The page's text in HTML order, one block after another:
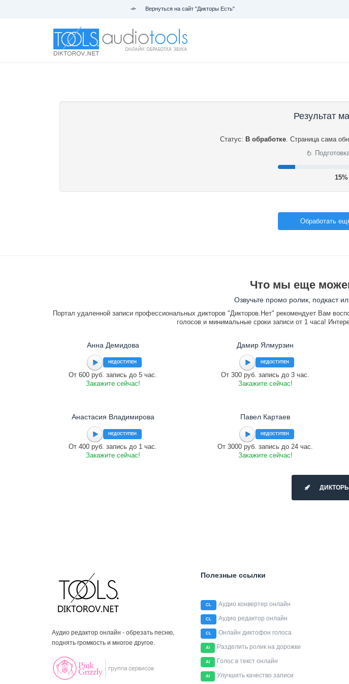
Вернуться на сайт "Дикторы Есть"
Результат
Статус: В обработке. Страница сама
⟳
15%
Обработать
Что мы еще
Озвучьте промо ролик, подкаст
Портал удаленной записи профессиональных дикторов "Дикторов.Нет" рекомендует Вам
голосов и минимальные сроки записи от 1 часа!
Анна Демидова
НЕДОСТУПЕН
От 600 руб. запись до 5 час.
Закажите сейчас!
Дамир Ялмурзин
НЕДОСТУПЕН
От 300 руб. запись до 3 час.
Закажите сейчас!
Анастасия Владимирова
НЕДОСТУПЕН
От 400 руб. запись до 1 час.
Закажите сейчас!
Павел Картаев
НЕДОСТУПЕН
От 3000 руб. запись до 24 час.
Закажите сейчас!
Аудио редактор онлайн - обрезать песню,
поднять громкость и многое другое.
Полезные ссылки
CL Аудио конвертер онлайн
CL Аудио редактор онлайн
CL Онлайн диктофон голоса
AI Разделить ролик на дорожки
AI Голос в текст онлайн
AI Улучшить качество записи